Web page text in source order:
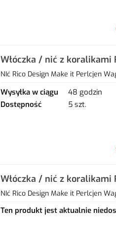
Włóczka / nić z koralikami
01 crystal
NIć Rico Design Make it Perlcjen
Wysyłka w ciągu
48 godzin
Dostępność
5 szt.
Włóczka / nić z koralikami
07 mondstein
NIć Rico Design Make it Perlcjen
Ten produkt jest aktualnie